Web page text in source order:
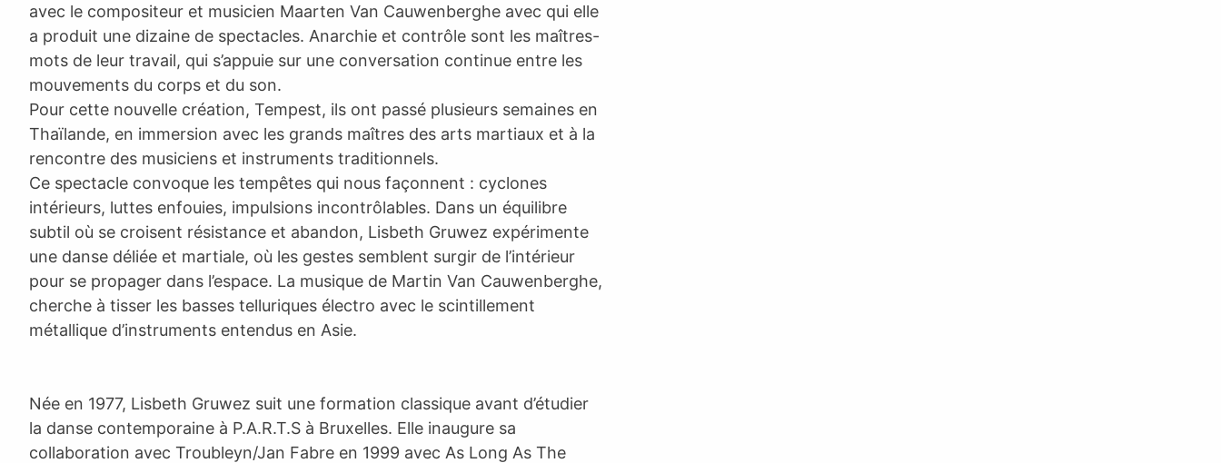
avec le compositeur et musicien Maarten Van Cauwenberghe avec qui elle
a produit une dizaine de spectacles. Anarchie et contrôle sont les maîtres-
mots de leur travail, qui s’appuie sur une conversation continue entre les
mouvements du corps et du son.
Pour cette nouvelle création, Tempest, ils ont passé plusieurs semaines en
Thaïlande, en immersion avec les grands maîtres des arts martiaux et à la
rencontre des musiciens et instruments traditionnels.
Ce spectacle convoque les tempêtes qui nous façonnent : cyclones
intérieurs, luttes enfouies, impulsions incontrôlables. Dans un équilibre
subtil où se croisent résistance et abandon, Lisbeth Gruwez expérimente
une danse déliée et martiale, où les gestes semblent surgir de l’intérieur
pour se propager dans l’espace. La musique de Martin Van Cauwenberghe,
cherche à tisser les basses telluriques électro avec le scintillement
métallique d’instruments entendus en Asie.
Née en 1977, Lisbeth Gruwez suit une formation classique avant d’étudier
la danse contemporaine à P.A.R.T.S à Bruxelles. Elle inaugure sa
collaboration avec Troubleyn/Jan Fabre en 1999 avec As Long As The